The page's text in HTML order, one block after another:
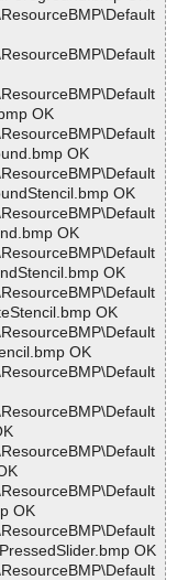
OK
OK
OK
OK
OK
OK
OK
OK
OK